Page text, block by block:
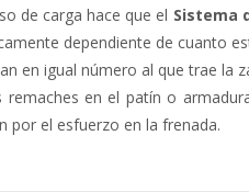
de carga hace que el Sistema
dependiente de cuanto
en igual número al que trae la
en el patín o
por el esfuerzo en la frenada.